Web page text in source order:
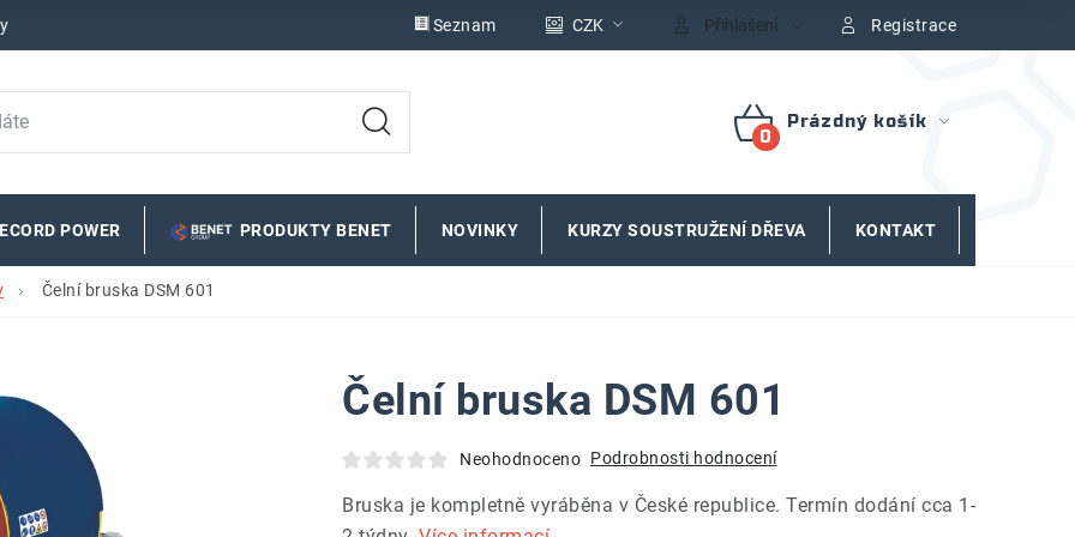
Seznam CZK Přihlášení Registrace
NÁKUPNÍ
Prázdný košík
POWER PRODUKTY BENET NOVINKY KURZY SOUSTRUŽENÍ DŘEVA KONTAKT
Čelní bruska DSM 601
Čelní bruska DSM 601
Neohodnoceno Podrobnosti hodnocení
Bruska je kompletně vyráběna v České republice. Termín dodání cca 1-